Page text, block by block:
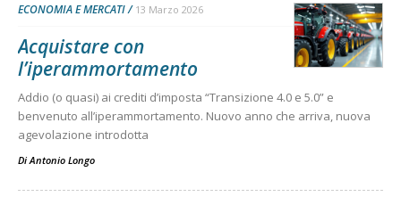
ECONOMIA E MERCATI 13 Marzo 2026
Acquistare con
l’iperammortamento
Addio (o quasi) ai crediti d’imposta “Transizione 4.0 e 5.0” e
benvenuto all’iperammortamento. Nuovo anno che arriva, nuova
agevolazione introdotta
Di Antonio Longo